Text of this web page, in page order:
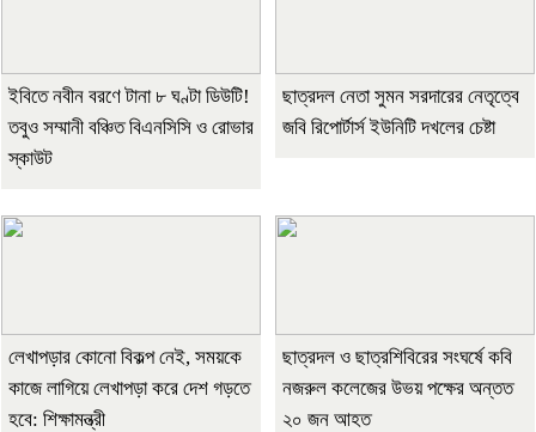
ইবিতে নবীন বরণে টানা ৮ ঘণ্টা ডিউটি!
তবুও সম্মানী বঞ্চিত বিএনসিসি ও রোভার
স্কাউট
ছাত্রদল নেতা সুমন সরদারের নেতৃত্বে
জবি রিপোর্টার্স ইউনিটি দখলের চেষ্টা
লেখাপড়ার কোনো বিকল্প নেই, সময়কে
কাজে লাগিয়ে লেখাপড়া করে দেশ গড়তে
হবে: শিক্ষামন্ত্রী
ছাত্রদল ও ছাত্রশিবিরের সংঘর্ষে কবি
নজরুল কলেজের উভয় পক্ষের অন্তত
২০ জন আহত